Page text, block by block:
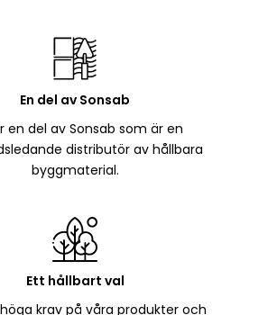
En del av Sonsab
en del av Sonsab som är en
distributör av hållbara
byggmaterial.
Ett hållbart val
krav på våra produkter och